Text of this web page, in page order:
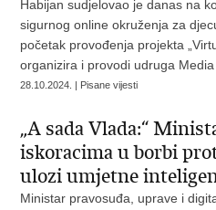
Habijan sudjelovao je danas na
sigurnog online okruženja za
početak provođenja projekta
organizira i provodi udruga Media
28.10.2024. | Pisane vijesti
„A sada Vlada:“
iskoracima u borbi
ulozi umjetne
Ministar pravosuđa, uprave i